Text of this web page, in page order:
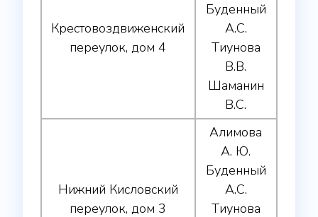
Крестовоздвиженский
переулок, дом 4
Буденный
А.С.
Тиунова
В.В.
Шаманин
В.С.
Нижний Кисловский
переулок, дом 3
Алимова
А. Ю.
Буденный
А.С.
Тиунова